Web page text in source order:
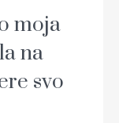
moja
na
svo